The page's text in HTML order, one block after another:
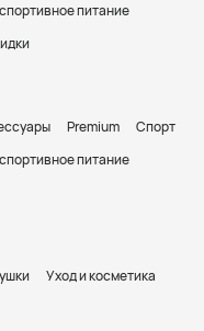
питание
Premium
Спорт
питание
Уход и косметика